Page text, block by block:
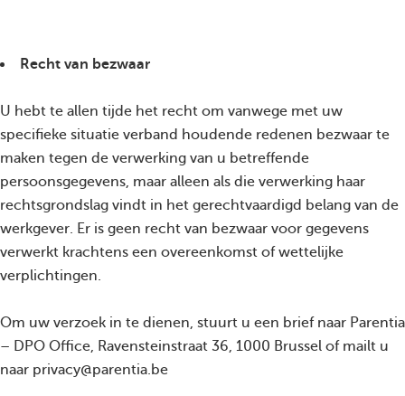
Recht van bezwaar
U hebt te allen tijde het recht om vanwege met uw
specifieke situatie verband houdende redenen bezwaar te
maken tegen de verwerking van u betreffende
persoonsgegevens, maar alleen als die verwerking haar
rechtsgrondslag vindt in het gerechtvaardigd belang van de
werkgever. Er is geen recht van bezwaar voor gegevens
verwerkt krachtens een overeenkomst of wettelijke
verplichtingen.
Om uw verzoek in te dienen, stuurt u een brief naar Parentia
– DPO Office, Ravensteinstraat 36, 1000 Brussel of mailt u
naar privacy@parentia.be